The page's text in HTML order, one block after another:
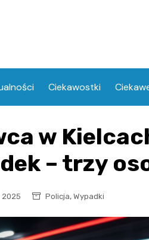
Ciekawostki
w
– trzy
2025 Policja, Wypadki